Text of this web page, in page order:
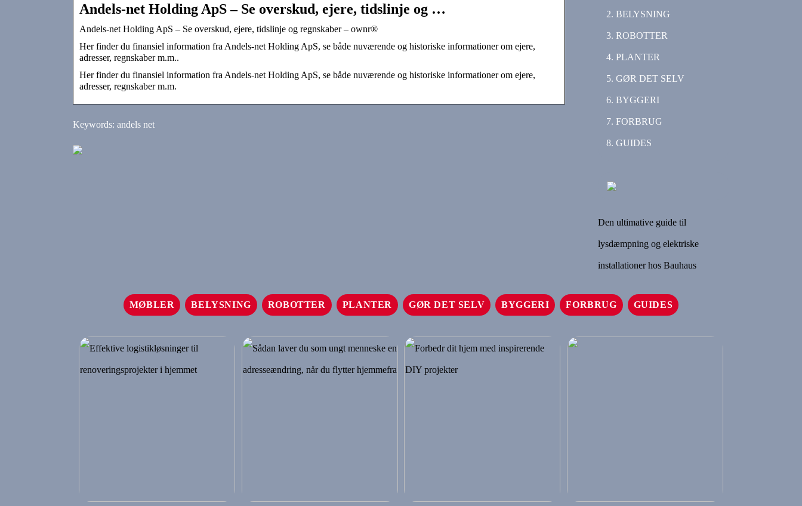
Andels-net Holding ApS – Se overskud, ejere, tidslinje og …
Andels-net Holding ApS – Se overskud, ejere, tidslinje og regnskaber – ownr®
Her finder du finansiel information fra Andels-net Holding ApS, se både nuværende og historiske informationer om ejere,
adresser, regnskaber m.m..
Her finder du finansiel information fra Andels-net Holding ApS, se både nuværende og historiske informationer om ejere,
adresser, regnskaber m.m.
Keywords: andels net
BELYSNING
ROBOTTER
PLANTER
GØR DET SELV
BYGGERI
FORBRUG
GUIDES
Den ultimative guide til
lysdæmpning og elektriske
installationer hos Bauhaus
MØBLER BELYSNING ROBOTTER PLANTER GØR DET SELV BYGGERI FORBRUG GUIDES